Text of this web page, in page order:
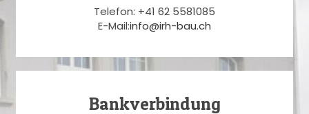
Telefon: +41 62 5581085
E-Mail:info@irh-bau.ch
Bankverbindung